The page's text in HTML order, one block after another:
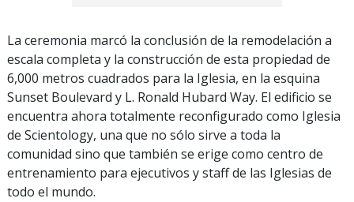
La ceremonia marcó la conclusión de la remodelación a
escala completa y la construcción de esta propiedad de
6,000 metros cuadrados para la Iglesia, en la esquina
Sunset Boulevard y L. Ronald Hubard Way. El edificio se
encuentra ahora totalmente reconfigurado como Iglesia
de Scientology, una que no sólo sirve a toda la
comunidad sino que también se erige como centro de
entrenamiento para ejecutivos y staff de las Iglesias de
todo el mundo.